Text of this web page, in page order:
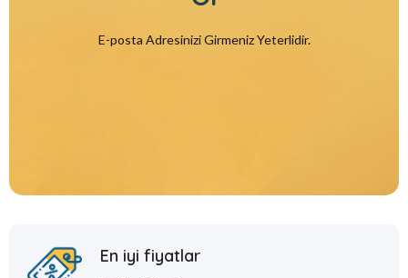
E-posta Adresinizi Girmeniz Yeterlidir.
En iyi fiyatlar